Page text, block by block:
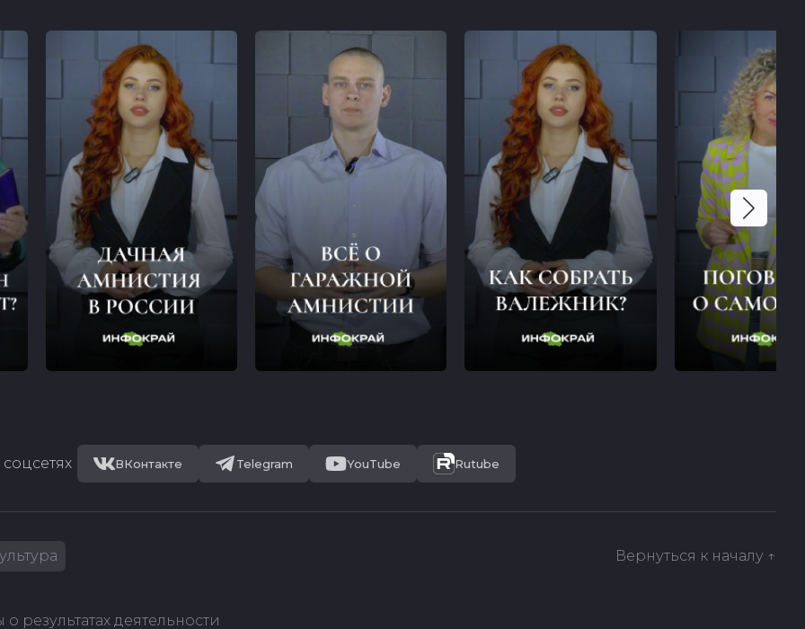
ВКонтакте Telegram YouTube Rutube
Вернуться к началу ↑
о результатах деятельности